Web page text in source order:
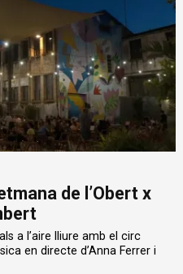
de l’Obert x
a l’aire lliure amb el circ
en directe d’Anna Ferrer i